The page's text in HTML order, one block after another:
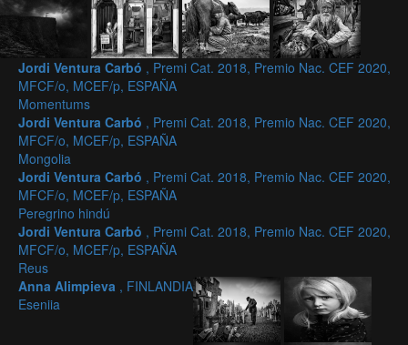
Jordi Ventura Carbó , Premi Cat. 2018, Premio Nac. CEF 2020,
MFCF/o, MCEF/p, ESPAÑA
Momentums
Jordi Ventura Carbó , Premi Cat. 2018, Premio Nac. CEF 2020,
MFCF/o, MCEF/p, ESPAÑA
Mongolia
Jordi Ventura Carbó , Premi Cat. 2018, Premio Nac. CEF 2020,
MFCF/o, MCEF/p, ESPAÑA
Peregrino hindú
Jordi Ventura Carbó , Premi Cat. 2018, Premio Nac. CEF 2020,
MFCF/o, MCEF/p, ESPAÑA
Reus
Anna Alimpieva , FINLANDIA
Eseniia